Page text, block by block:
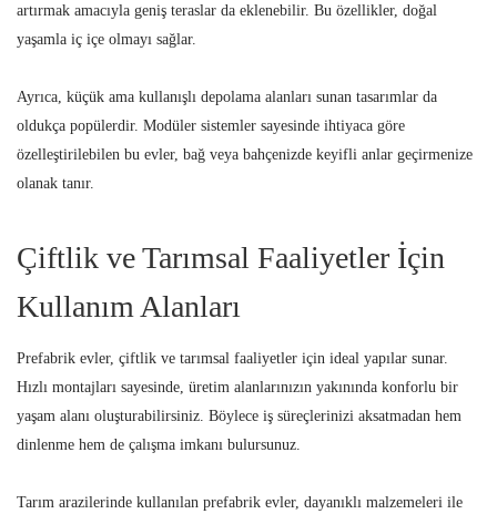
artırmak amacıyla geniş teraslar da eklenebilir. Bu özellikler, doğal
yaşamla iç içe olmayı sağlar.
Ayrıca, küçük ama kullanışlı depolama alanları sunan tasarımlar da
oldukça popülerdir. Modüler sistemler sayesinde ihtiyaca göre
özelleştirilebilen bu evler, bağ veya bahçenizde keyifli anlar geçirmenize
olanak tanır.
Çiftlik ve Tarımsal Faaliyetler İçin
Kullanım Alanları
Prefabrik evler, çiftlik ve tarımsal faaliyetler için ideal yapılar sunar.
Hızlı montajları sayesinde, üretim alanlarınızın yakınında konforlu bir
yaşam alanı oluşturabilirsiniz. Böylece iş süreçlerinizi aksatmadan hem
dinlenme hem de çalışma imkanı bulursunuz.
Tarım arazilerinde kullanılan prefabrik evler, dayanıklı malzemeleri ile